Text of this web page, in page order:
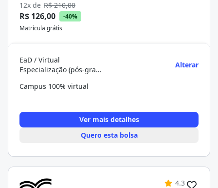
12x de R$ 210,00
R$ 126,00
-40%
Matrícula grátis
EaD / Virtual
Especialização (pós-graduação)
Alterar
Campus 100% virtual
Ver mais detalhes
Quero esta bolsa
4.3